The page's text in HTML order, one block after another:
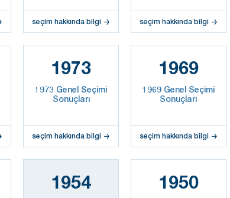
seçim hakkında bilgi seçim hakkında bilgi
1973
1973 Genel Seçimi
Sonuçları
seçim hakkında bilgi
1969
1969 Genel Seçimi
Sonuçları
seçim hakkında bilgi
1954 1950